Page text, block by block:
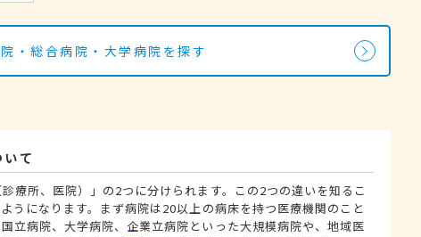
・総合病院・大学病院を探す
て
療所、医院）」の2つに分けられます。この2つの違いを知るこ
うになります。まず病院は20以上の病床を持つ医療機関のこと
立病院、大学病院、企業立病院といった大規模病院や、地域医